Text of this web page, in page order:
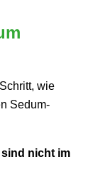
wie
Sedum-
nicht im